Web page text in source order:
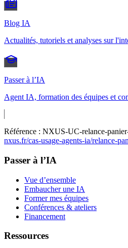
Blog IA
Actualités, tutoriels et analyses sur
Passer à l’IA
Agent IA, formation des équipes et
Référence : NXUS-UC-relance-
nxus.fr/cas-usage-agents-ia/relance-
Passer à l’IA
Vue d’ensemble
Embaucher une IA
Former mes équipes
Conférences & ateliers
Financement
Ressources